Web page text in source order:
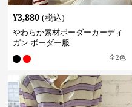
¥3,880 (税込)
やわらか素材ボーダーカーディ
ガン ボーダー服
全2色